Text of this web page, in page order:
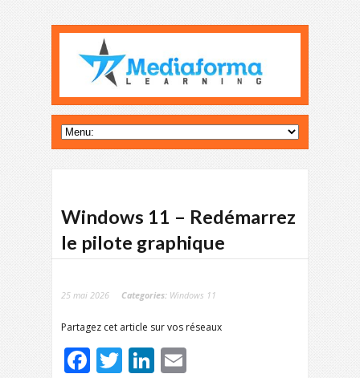
Windows 11 – Redémarrez
le pilote graphique
25 mai 2026 Categories: Windows 11
Partagez cet article sur vos réseaux
Facebook
TwitterLinkedIn